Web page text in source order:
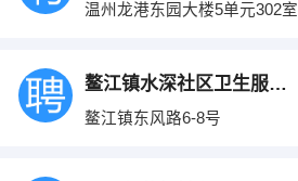
温州龙港东园大楼5单元302室
鳌江镇水深社区卫生服务站
鳌江镇东风路6-8号